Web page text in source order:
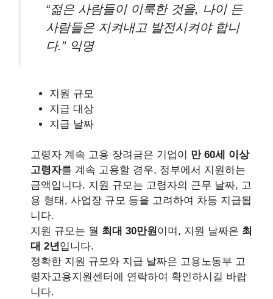
“젊은 사람들이 이룩한 것을, 나이 든
사람들은 지켜내고 발전시켜야 합니
다.” 익명
지원 규모
지급 대상
지급 날짜
고령자 계속 고용 장려금은 기업이 만 60세 이상
고령자를 계속 고용할 경우, 정부에서 지원하는
금액입니다. 지원 규모는 고령자의 근무 날짜, 고
용 형태, 사업장 규모 등을 고려하여 차등 지급됩
니다.
지원 규모는 월 최대 30만원이며, 지원 날짜은 최
대 2년입니다.
정확한 지원 규모와 지급 날짜은 고용노동부 고
령자고용지원센터에 연락하여 확인하시길 바랍
니다.